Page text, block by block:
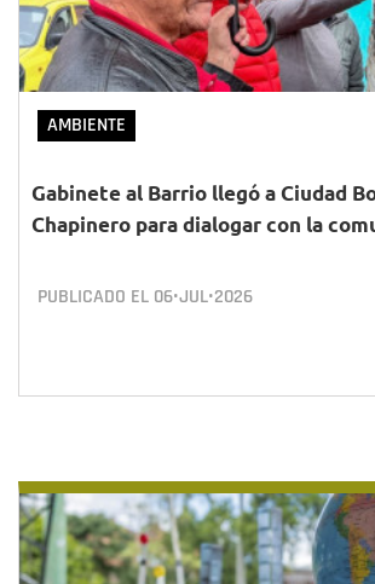
AMBIENTE
Gabinete al Barrio llegó a Ciudad
Chapinero para dialogar con la
PUBLICADO EL 06•JUL•2026